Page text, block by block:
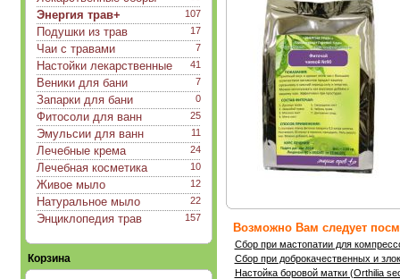
107
Энергия трав+
17
Подушки из трав
7
Чаи с травами
41
Настойки лекарственные
7
Веники для бани
0
Запарки для бани
25
Фитосоли для ванн
11
Эмульсии для ванн
24
Лечебные крема
10
Лечебная косметика
12
Живое мыло
22
Натуральное мыло
157
Энциклопедия трав
Корзина
Возможно Вам следует
Сбор при мастопатии для
Сбор при доброкачественных и
Настойка боровой матки (Orthilia